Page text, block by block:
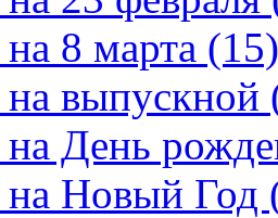
8 марта (15)
выпускной
День
Новый Год